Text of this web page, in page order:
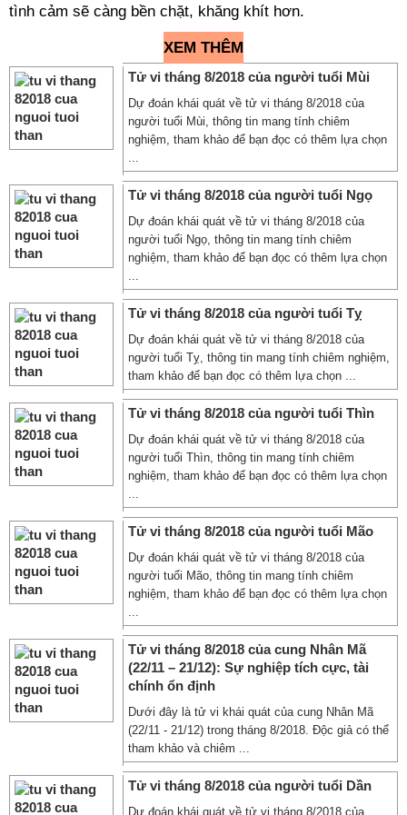
tình cảm sẽ càng bền chặt, khăng khít hơn.
XEM THÊM
Tử vi tháng 8/2018 của người tuổi Mùi
Dự đoán khái quát về tử vi tháng 8/2018 của
người tuổi Mùi, thông tin mang tính chiêm
nghiệm, tham khảo để bạn đọc có thêm lựa chọn
...
Tử vi tháng 8/2018 của người tuổi Ngọ
Dự đoán khái quát về tử vi tháng 8/2018 của
người tuổi Ngọ, thông tin mang tính chiêm
nghiệm, tham khảo để bạn đọc có thêm lựa chọn
...
Tử vi tháng 8/2018 của người tuổi Tỵ
Dự đoán khái quát về tử vi tháng 8/2018 của
người tuổi Tỵ, thông tin mang tính chiêm nghiệm,
tham khảo để bạn đọc có thêm lựa chọn ...
Tử vi tháng 8/2018 của người tuổi Thìn
Dự đoán khái quát về tử vi tháng 8/2018 của
người tuổi Thìn, thông tin mang tính chiêm
nghiệm, tham khảo để bạn đọc có thêm lựa chọn
...
Tử vi tháng 8/2018 của người tuổi Mão
Dự đoán khái quát về tử vi tháng 8/2018 của
người tuổi Mão, thông tin mang tính chiêm
nghiệm, tham khảo để bạn đọc có thêm lựa chọn
...
Tử vi tháng 8/2018 của cung Nhân Mã
(22/11 – 21/12): Sự nghiệp tích cực, tài
chính ổn định
Dưới đây là tử vi khái quát của cung Nhân Mã
(22/11 - 21/12) trong tháng 8/2018. Độc giả có thể
tham khảo và chiêm ...
Tử vi tháng 8/2018 của người tuổi Dần
Dự đoán khái quát về tử vi tháng 8/2018 của